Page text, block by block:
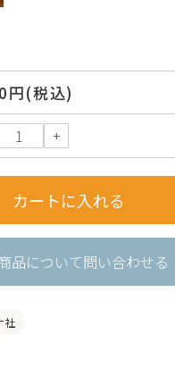
円(税込)
品について問い合わせる
社